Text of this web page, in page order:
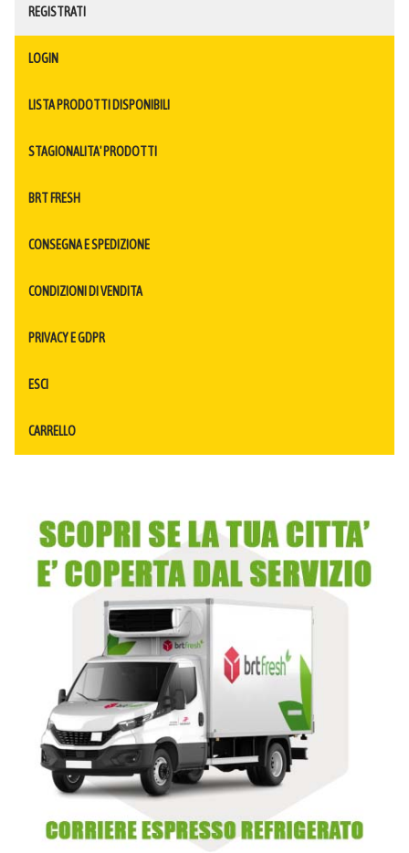
REGISTRATI
LOGIN
LISTA PRODOTTI DISPONIBILI
STAGIONALITA' PRODOTTI
BRT FRESH
CONSEGNA E SPEDIZIONE
CONDIZIONI DI VENDITA
PRIVACY E GDPR
ESCI
CARRELLO